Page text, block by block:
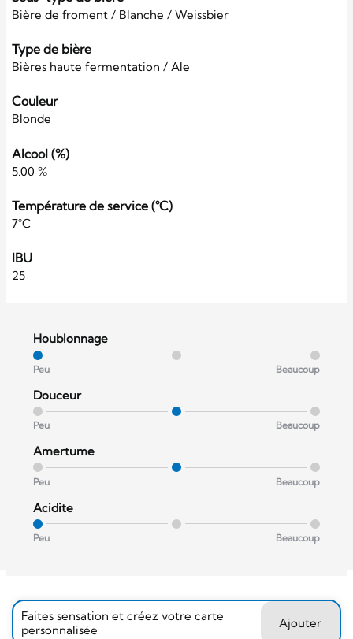
Bière de froment / Blanche / Weissbier
Type de bière
Bières haute fermentation / Ale
Couleur
Blonde
Alcool (%)
5.00 %
Température de service (°C)
7°C
IBU
25
Houblonnage
Peu Beaucoup
Douceur
Peu Beaucoup
Amertume
Peu Beaucoup
Acidite
Peu Beaucoup
Faites sensation et créez votre carte
personnalisée
Ajouter